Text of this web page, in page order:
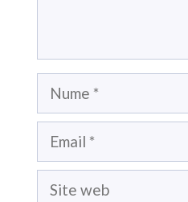
Nume
Email
Site